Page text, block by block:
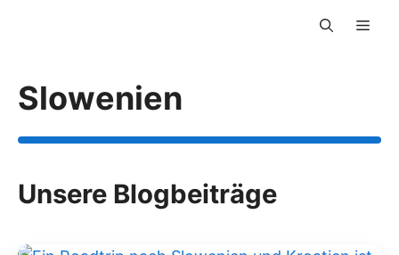
Slowenien
Unsere Blogbeiträge